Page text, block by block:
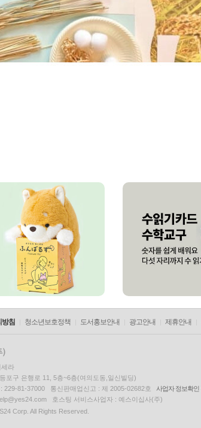
침 청소년보호정책 도서홍보안내 광고안내 제휴안내
세라
포구 은행로 11, 5층~6층(여의도동,일신빌딩)
229-81-37000 통신판매업신고 : 제 2005-02682호
사업자 정보확인
호스팅 서비스사업자 : 예스이십사(주)
Corp. All Rights Reserved.